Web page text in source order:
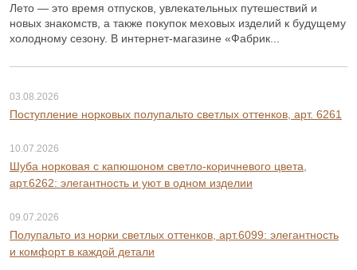
Лето — это время отпусков, увлекательных путешествий и
новых знакомств, а также покупок меховых изделий к будущему
холодному сезону. В интернет-магазине «Фабрик...
03.08.2026
Поступление норковых полупальто светлых оттенков, арт. 6261
10.07.2026
Шуба норковая с капюшоном светло-коричневого цвета,
арт.6262: элегантность и уют в одном изделии
09.07.2026
Полупальто из норки светлых оттенков, арт.6099: элегантность
и комфорт в каждой детали